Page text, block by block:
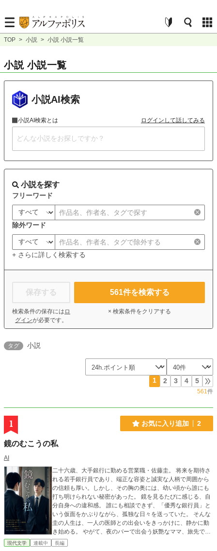
TOP > 小説 > 小説 小説一覧
小説 小説一覧
小説AI検索
小説AI検索とは ログインして話してみる
小説を探す
フリーワード
除外ワード
+ さらに詳しく検索する
保存する
検索条件の保存には ロ
グインが必要です。
561件を検索する
× 検索条件をクリアする
タグ 小説
1 2 3 4 5
561件
1 お気に入り追加 2
鏡のむこうの私
AI
二十六歳、大手銀行に勤める営業職・佐藤圭。 将来を期待さ
れる若手銀行員であり、端正な容姿と誠実な人柄で周囲から
の信頼も厚い。しかし、その胸の奥には、幼い頃から誰にも
打ち明けられない秘密があった。 鏡を見るたびに感じる、自
分自身への違和感。 誰にも相談できず、「優秀な銀行員」と
いう仮面をかぶりながら、孤独な日々を送っていた。 そんな
圭の人生は、一人の医師との出会いをきっかけに、静かに動
き始める。 やがて、夜のバーで出会う妖艶なママ、旅先で巡
り会う一人の男性との出会いが、圭の人生を大きく変えてい
現代文学 連載中 長編